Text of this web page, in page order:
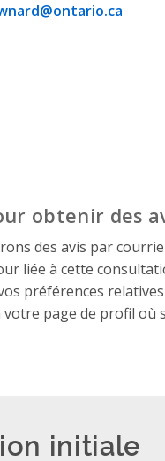
obtenir des
des avis par
liée à cette
préférences
page de profil où
initiale